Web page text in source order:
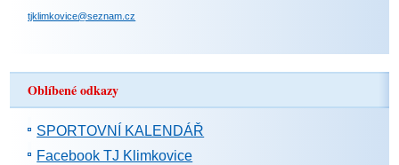
tjklimkovice@seznam.cz
Oblíbené odkazy
SPORTOVNÍ KALENDÁŘ
Facebook TJ Klimkovice